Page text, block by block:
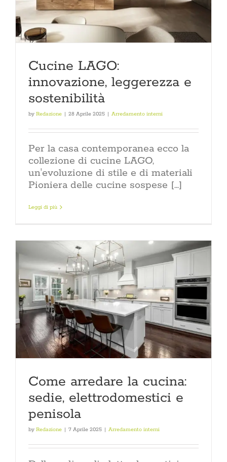
Cucine LAGO:
innovazione, leggerezza e
sostenibilità
by Redazione | 28 Aprile 2025 | Arredamento interni
Per la casa contemporanea ecco la
collezione di cucine LAGO,
un'evoluzione di stile e di materiali
Pioniera delle cucine sospese [...]
Leggi di più
Come arredare la cucina:
sedie, elettrodomestici e
penisola
by Redazione | 7 Aprile 2025 | Arredamento interni